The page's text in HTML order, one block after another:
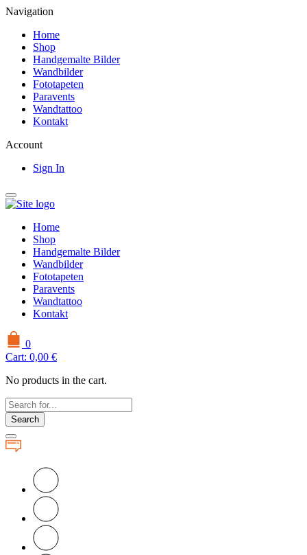
Navigation
Home
Shop
Handgemalte Bilder
Wandbilder
Fototapeten
Paravents
Wandtattoo
Kontakt
Account
Sign In
Home
Shop
Handgemalte Bilder
Wandbilder
Fototapeten
Paravents
Wandtattoo
Kontakt
0
Cart: 0,00 €
No products in the cart.
Search